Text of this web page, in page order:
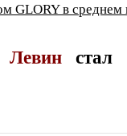
GLORY в среднем
стал